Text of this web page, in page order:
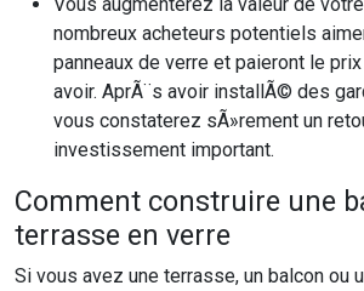
nombreux acheteurs potentiels
panneaux de verre et paieront le
avoir. AprÃ¨s avoir installÃ© des
vous constaterez sÃ»rement un
investissement important.
Comment construire une
terrasse en verre
Si vous avez une terrasse, un balcon ou